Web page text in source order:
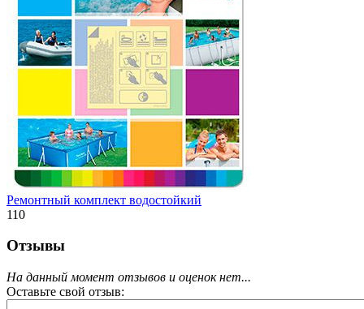
Ремонтный комплект водостойкий
110
Отзывы
На данный момент отзывов и оценок нет...
Оставьте свой отзыв: